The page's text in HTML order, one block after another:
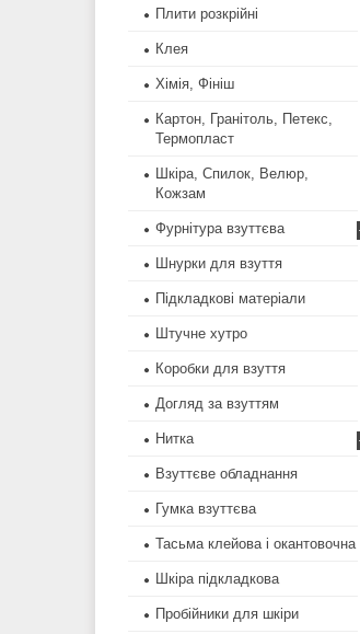
Плити розкрійні
Клея
Хімія, Фініш
Картон, Гранітоль, Петекс,
Термопласт
Шкіра, Спилок, Велюр,
Кожзам
Фурнітура взуттєва
Шнурки для взуття
Підкладкові матеріали
Штучне хутро
Коробки для взуття
Догляд за взуттям
Нитка
Взуттєве обладнання
Гумка взуттєва
Тасьма клейова і окантовочна
Шкіра підкладкова
Пробійники для шкіри